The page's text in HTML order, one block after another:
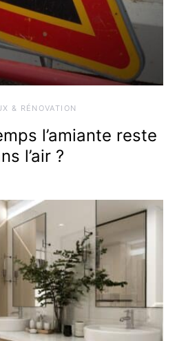
& RÉNOVATION
l’amiante reste
l’air ?